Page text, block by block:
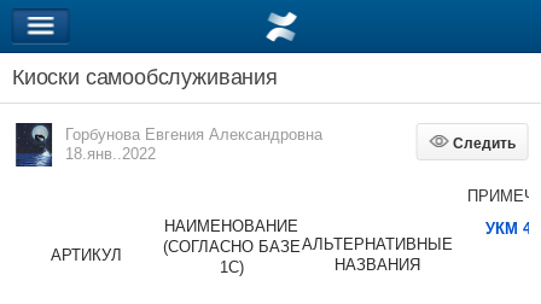
Киоски самообслуживания
Горбунова Евгения Александровна
18.янв..2022
Следить
Следить
АРТИКУЛ
НАИМЕНОВАНИЕ
(СОГЛАСНО БАЗЕ
1С)
АЛЬТЕРНАТИВНЫЕ
НАЗВАНИЯ
УКМ 4